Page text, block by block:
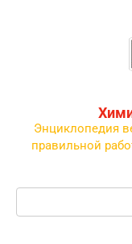
Энциклопедия
правильной
Поиск: